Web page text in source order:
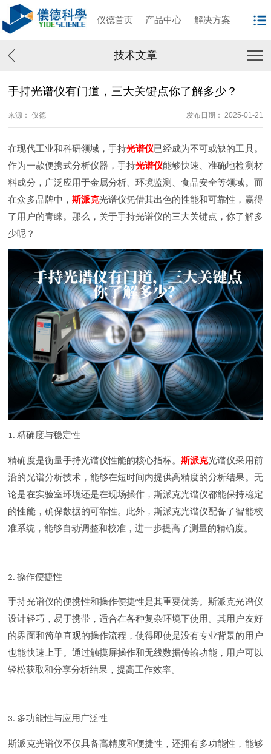
仪德首页 产品中心 解决方案
技术文章
手持光谱仪有门道，三大关键点你了解多少？
来源： 仪德 发布日期： 2025-01-21
在现代工业和科研领域，手持光谱仪已经成为不可或缺的工具。
作为一款便携式分析仪器，手持光谱仪能够快速、准确地检测材
料成分，广泛应用于金属分析、环境监测、食品安全等领域。而
在众多品牌中， 斯派克光谱仪凭借其出色的性能和可靠性，赢得
了用户的青睐。那么，关于手持光谱仪的三大关键点，你了解多
少呢？
1.精确度与稳定性
精确度是衡量手持光谱仪性能的核心指标。斯派克光谱仪采用前
沿的光谱分析技术，能够在短时间内提供高精度的分析结果。无
论是在实验室环境还是在现场操作，斯派克光谱仪都能保持稳定
的性能，确保数据的可靠性。此外，斯派克光谱仪配备了智能校
准系统，能够自动调整和校准，进一步提高了测量的精确度。
2.操作便捷性
手持光谱仪的便携性和操作便捷性是其重要优势。斯派克光谱仪
设计轻巧，易于携带，适合在各种复杂环境下使用。其用户友好
的界面和简单直观的操作流程，使得即使是没有专业背景的用户
也能快速上手。通过触摸屏操作和无线数据传输功能，用户可以
轻松获取和分享分析结果，提高工作效率。
3. 多功能性与应用广泛性
斯派克光谱仪不仅具备高精度和便捷性，还拥有多功能性，能够